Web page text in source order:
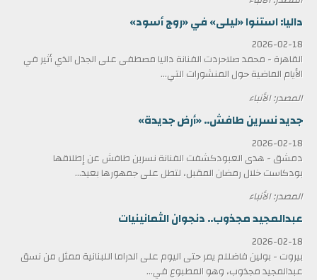
داليا: استنوا «ليلى» في «روج أسود»
2026-02-18
القاهرة - محمد صلاحردت الفنانة داليا مصطفى على الجدل الذي أثير في
الأيام الماضية حول المنشورات التي...
المصدر: الأنباء
جديد نسرين طافش.. «أرض جديدة»
2026-02-18
دمشق - هدى العبودكشفت الفنانة نسرين طافش عن إطلاقها
بودكاست خلال رمضان المقبل، لتطل على جمهورها بعيد...
المصدر: الأنباء
عبدالمجيد مجذوب.. دنجوان الثمانينيات
2026-02-18
بيروت - بولين فاضللم يمر حتى اليوم على الدراما اللبنانية ممثل من نسق
عبدالمجيد مجذوب، وهو المطبوع في...